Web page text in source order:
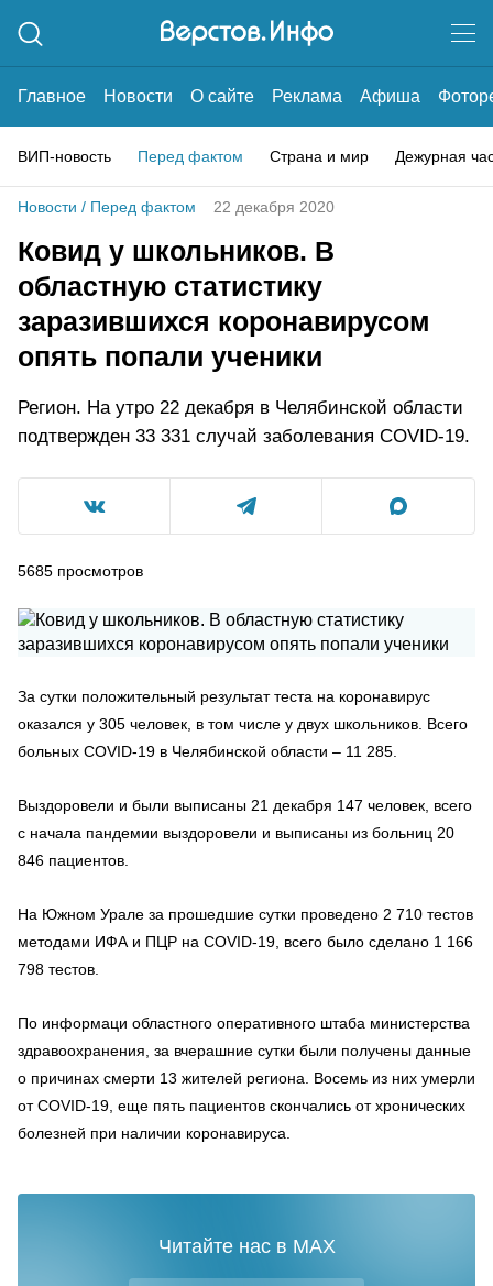
Главное Новости О сайте Реклама Афиша
ВИП-новость Перед фактом Страна и мир Дежурная
Новости / Перед фактом 22 декабря 2020
Ковид у школьников. В
областную статистику
заразившихся коронавирусом
опять попали ученики
Регион. На утро 22 декабря в Челябинской области
подтвержден 33 331 случай заболевания COVID-19.
5685 просмотров
За сутки положительный результат теста на коронавирус
оказался у 305 человек, в том числе у двух школьников. Всего
больных COVID-19 в Челябинской области – 11 285.
Выздоровели и были выписаны 21 декабря 147 человек, всего
с начала пандемии выздоровели и выписаны из больниц 20
846 пациентов.
На Южном Урале за прошедшие сутки проведено 2 710 тестов
методами ИФА и ПЦР на COVID-19, всего было сделано 1 166
798 тестов.
По информаци областного оперативного штаба министерства
здравоохранения, за вчерашние сутки были получены данные
о причинах смерти 13 жителей региона. Восемь из них умерли
от COVID-19, еще пять пациентов скончались от хронических
болезней при наличии коронавируса.
Читайте нас в MAX